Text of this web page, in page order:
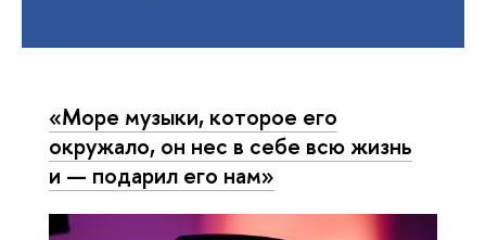
«Море музыки, которое его
окружало, он нес в себе всю жизнь
и — подарил его нам»